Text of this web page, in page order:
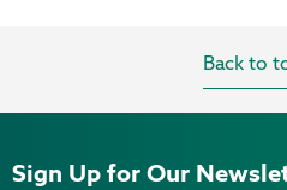
Back to
Sign Up for Our